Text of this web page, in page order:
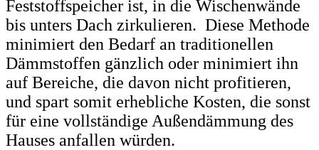
Feststoffspeicher ist, in die Wischenwände
bis unters Dach zirkulieren. Diese Methode
minimiert den Bedarf an traditionellen
Dämmstoffen gänzlich oder minimiert ihn
auf Bereiche, die davon nicht profitieren,
und spart somit erhebliche Kosten, die sonst
für eine vollständige Außendämmung des
Hauses anfallen würden.